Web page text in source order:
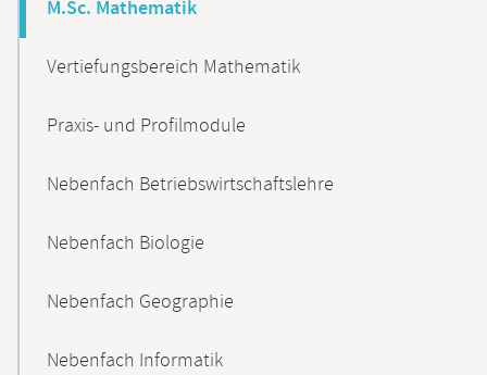
M.Sc. Mathematik
Vertiefungsbereich Mathematik
Praxis- und Profilmodule
Nebenfach Betriebswirtschaftslehre
Nebenfach Biologie
Nebenfach Geographie
Nebenfach Informatik